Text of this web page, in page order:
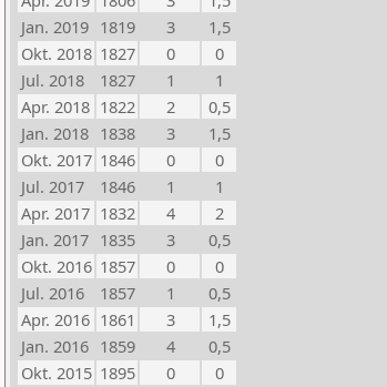
Jan. 2019 1819 3
1,5
Okt. 2018 1827 0
0
Jul. 2018
1827 1
1
Apr. 2018 1822 2
0,5
Jan. 2018 1838 3
1,5
Okt. 2017 1846 0
0
Jul. 2017
1846 1
1
Apr. 2017 1832 4
2
Jan. 2017 1835 3
0,5
Okt. 2016 1857 0
0
Jul. 2016
1857 1
0,5
Apr. 2016 1861 3
1,5
Jan. 2016 1859 4
0,5
Okt. 2015 1895 0
0